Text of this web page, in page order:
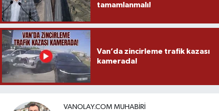
tamamlanmalı!
Van’da zincirleme trafik kazası
kamerada!
VANOLAY.COM MUHABIRI